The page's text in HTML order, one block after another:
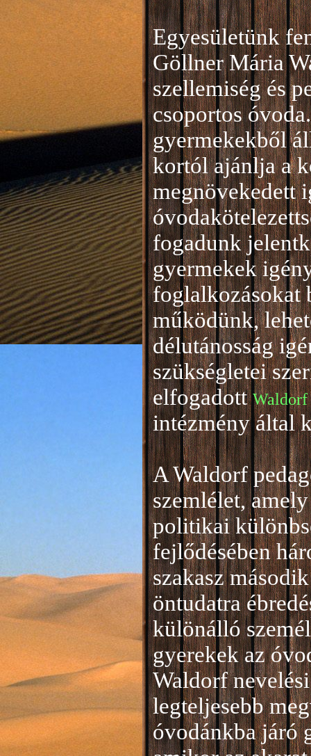
Egyesületünk
Göllner Mária
szellemiség és
csoportos
gyermekekből
kortól ajánlja a
megnövekedett
fogadunk
gyermekek
foglalkozásokat
működünk,
délutánosság
szükségletei
elfogadott Waldorf
intézmény által
A Waldorf
szemlélet,
politikai
fejlődésében
szakasz
öntudatra
különálló
gyerekek az
Waldorf
legteljesebb
óvodánkba járó